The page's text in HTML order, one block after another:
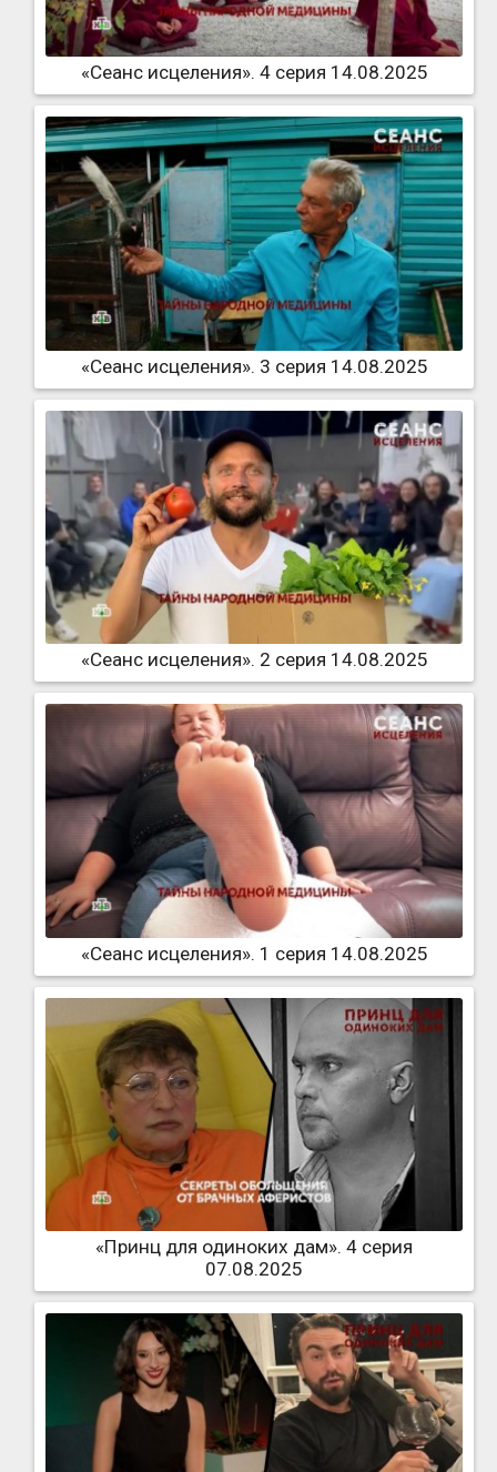
«Сеанс исцеления». 4 серия 14.08.2025
«Сеанс исцеления». 3 серия 14.08.2025
«Сеанс исцеления». 2 серия 14.08.2025
«Сеанс исцеления». 1 серия 14.08.2025
«Принц для одиноких дам». 4 серия
07.08.2025